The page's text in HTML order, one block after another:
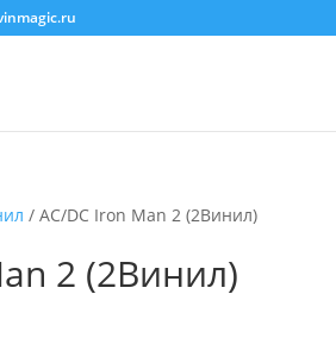
/ AC/DC Iron Man 2 (2Винил)
2 (2Винил)